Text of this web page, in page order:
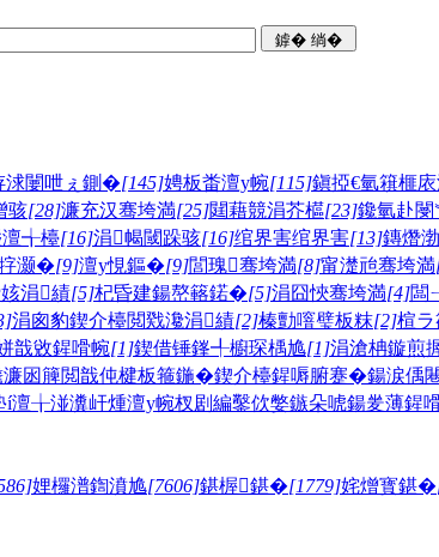
浗闄呭ぇ鍘�[145]娉板畨澶у帵[115]鎭掗€氫簯榧
骇[28]濂充汉骞垮満[25]閮藉競涓芥櫙[23]鑱氫赴閿
澶╅檯[16]涓幆閾跺骇[16]绾界害绾界害[13]鏄熸
灏�[9]澶у悓鏂�[9]閭瑰骞垮満[8]甯濋兘骞垮満
涓績[5]杞昏建鍚嶅簵鍩�[5]涓囧悏骞垮満[4]闆
涓囪豹鍥介檯閲戣瀺涓績[2]榛勯噾璧板粖[2]楦
戠敓鍟嗗帵[1]鍥借锤鎽╃櫥琛楀尯[1]涓滄柟鏇煎
濂囦簲閲戠伅楗板箍鍦�鍥介檯鍟嗕腑蹇�鍚涙偊
í澶╁湴瀵屽煄澶у帵杈剧編鑿佽嫳鏃朵唬鍚夎薄鍟
娌欏潽鍧濆尯[7606]鍖楃鍖�[1779]姹熷寳鍖�